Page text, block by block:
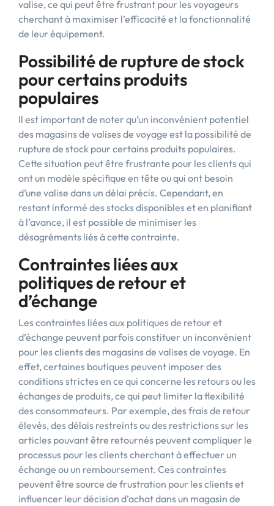
valise, ce qui peut être frustrant pour les voyageurs
cherchant à maximiser l’efficacité et la fonctionnalité
de leur équipement.
Possibilité de rupture de stock
pour certains produits
populaires
Il est important de noter qu’un inconvénient potentiel
des magasins de valises de voyage est la possibilité de
rupture de stock pour certains produits populaires.
Cette situation peut être frustrante pour les clients qui
ont un modèle spécifique en tête ou qui ont besoin
d’une valise dans un délai précis. Cependant, en
restant informé des stocks disponibles et en planifiant
à l’avance, il est possible de minimiser les
désagréments liés à cette contrainte.
Contraintes liées aux
politiques de retour et
d’échange
Les contraintes liées aux politiques de retour et
d’échange peuvent parfois constituer un inconvénient
pour les clients des magasins de valises de voyage. En
effet, certaines boutiques peuvent imposer des
conditions strictes en ce qui concerne les retours ou les
échanges de produits, ce qui peut limiter la flexibilité
des consommateurs. Par exemple, des frais de retour
élevés, des délais restreints ou des restrictions sur les
articles pouvant être retournés peuvent compliquer le
processus pour les clients cherchant à effectuer un
échange ou un remboursement. Ces contraintes
peuvent être source de frustration pour les clients et
influencer leur décision d’achat dans un magasin de